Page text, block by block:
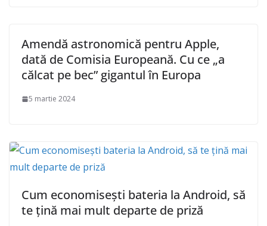
Amendă astronomică pentru Apple,
dată de Comisia Europeană. Cu ce „a
călcat pe bec” gigantul în Europa
5 martie 2024
Cum economisești bateria la Android, să
te țină mai mult departe de priză